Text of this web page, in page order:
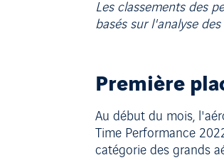
Les classements des
basés sur l'analyse
Première
Au début du mois,
Time Performance
catégorie des grands